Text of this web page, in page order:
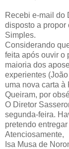
Recebi e-mail do
disposto a propor
Simples.
Considerando
feita após ouvir o
maioria dos
experientes
uma nova carta à
Queiram, por
O Diretor
segunda-feira.
pretendo
Atenciosamente,
Isa Musa de